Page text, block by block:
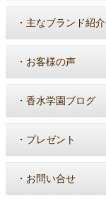
・ 主なブランド紹介
・ お客様の声
・ 香水学園ブログ
・ プレゼント
・ お問い合せ